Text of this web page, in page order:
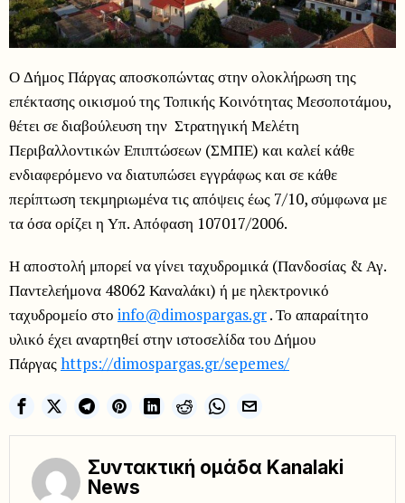
Ο Δήμος Πάργας αποσκοπώντας στην ολοκλήρωση της
επέκτασης οικισμού της Τοπικής Κοινότητας Μεσοποτάμου,
θέτει σε διαβούλευση την Στρατηγική Μελέτη
Περιβαλλοντικών Επιπτώσεων (ΣΜΠΕ) και καλεί κάθε
ενδιαφερόμενο να διατυπώσει εγγράφως και σε κάθε
περίπτωση τεκμηριωμένα τις απόψεις έως 7/10, σύμφωνα με
τα όσα ορίζει η Υπ. Απόφαση 107017/2006.
Η αποστολή μπορεί να γίνει ταχυδρομικά (Πανδοσίας & Αγ.
Παντελεήμονα 48062 Καναλάκι) ή με ηλεκτρονικό
ταχυδρομείο στο info@dimospargas.gr. Το απαραίτητο
υλικό έχει αναρτηθεί στην ιστοσελίδα του Δήμου
Πάργαςhttps://dimospargas.gr/sepemes/
Συντακτική ομάδα Kanalaki
News